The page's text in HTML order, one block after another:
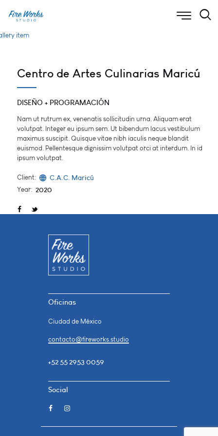
Centro de Artes Culinarias Maricú
DISEÑO + PROGRAMACIÓN
Nam ut rutrum ex, venenatis sollicitudin urna. Aliquam erat
volutpat. Integer eu ipsum sem. Ut bibendum lacus vestibulum
maximus suscipit. Quisque vitae nibh iaculis neque blandit
euismod. Pellentesque dignissim volutpat orci at interdum. In id
ipsum volutpat.
Client: C.A.C. Maricú
Year: 2020
Oficinas
Ciudad de México
contacto@fireworks.studio
+52 55 2953 0059
Social